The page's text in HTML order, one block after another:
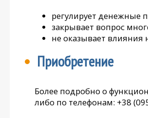
регулирует денежные
закрывает вопрос
не оказывает влияния
Приобретение
Более подробно о
либо по телефонам: +38